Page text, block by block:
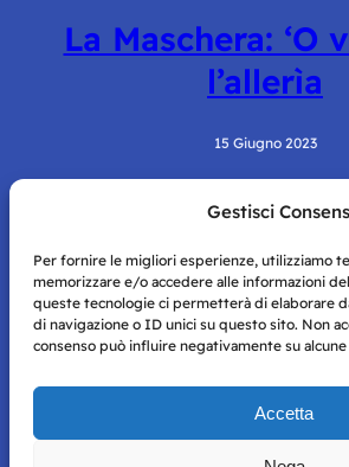
Gestisci
Per fornire le migliori esperienze, utilizziamo
memorizzare e/o accedere alle informazioni
queste tecnologie ci permetterà di elaborare
di navigazione o ID unici su questo sito. Non
consenso può influire negativamente su
Accetta
La Maschera: ‘O
l’allerìa
15 Giugno 2023
Napoli con autorizzazione numero 38 del 25/
Tutte le immagini e i contenuti su questo sito